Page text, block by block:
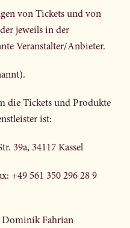
von Tickets und von
jeweils in der
Veranstalter/Anbieter.
die Tickets und Produkte
ist:
39a, 34117 Kassel
+49 561 350 296 28 9
Dominik Fahrian